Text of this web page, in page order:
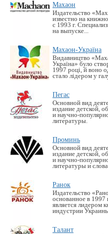
Махаон
Издательство
известно на
с 1993 г.
на выпуске...
Махаон-Україна
Видавництво
Україна» було
1997 році, й воно
стало лідером у
Пегас
Основной вид
издание детской,
и научно-
литературы.
Проминь
Основной вид
издание детской,
и научно-
литературы и
Ранок
Издательство
основанное в 1997
является лидером
индустрии
Талант